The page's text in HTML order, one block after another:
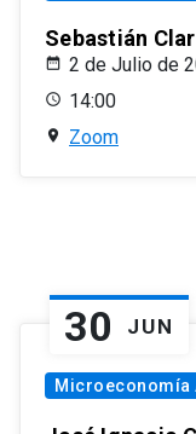
Sebastián
2 de Julio de
14:00
Zoom
30 JUN
Microeconomía